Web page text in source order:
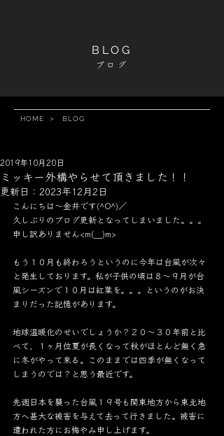
BLOG
ブログ
HOME ＞ BLOG
ミッキー外構やらせて頂きました！！
2019年10月20日
更新日： 2023年12月2日
こんにちは～金井です(^O^)／
久しぶりのブログ更新となってしまいました。。。
申し訳ありません<m(__)m>
もう１０月も終わろうというのに今年は台風が次々
と発生しております。私が子供の頃は８～９月が台
風シーズンで１０月は紅葉を。。。というのがお決
まりだった記憶があります。
地球温暖化のせいでしょうか？２０～３０年前と比
べて、１ヶ月位夏が長くなって秋がほとんど無く急
に冬がやって来る。このままでは四季が無くなって
しまうのでは？と思う最近です。
先週日本を襲った台風１９号も関東地方から東北地
方へ甚大な被害を与えて去って行きました。被害に
遭われた方にお悔やみ申し上げます。